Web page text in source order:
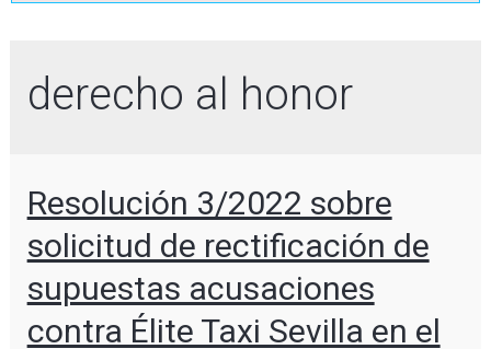
derecho al honor
Resolución 3/2022 sobre
solicitud de rectificación de
supuestas acusaciones
contra Élite Taxi Sevilla en el